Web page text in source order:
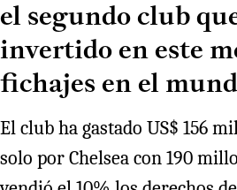
el segundo club
invertido en este
fichajes en el
El club ha gastado US$ 156
solo por Chelsea con 190